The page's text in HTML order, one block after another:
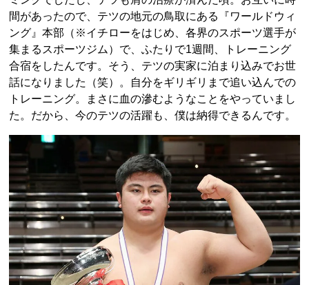
間があったので、テツの地元の鳥取にある『ワールドウィ
ング』本部（※イチローをはじめ、各界のスポーツ選手が
集まるスポーツジム）で、ふたりで1週間、トレーニング
合宿をしたんです。そう、テツの実家に泊まり込みでお世
話になりました（笑）。自分をギリギリまで追い込んでの
トレーニング。まさに血の滲むようなことをやっていまし
た。だから、今のテツの活躍も、僕は納得できるんです。